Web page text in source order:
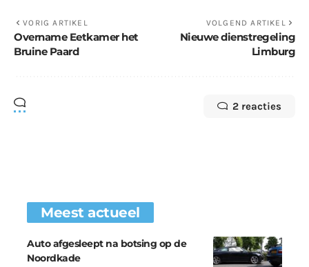
VORIG ARTIKEL
Overname Eetkamer het
Bruine Paard
VOLGEND ARTIKEL
Nieuwe dienstregeling
Limburg
2 reacties
Meest actueel
Auto afgesleept na botsing op de
Noordkade